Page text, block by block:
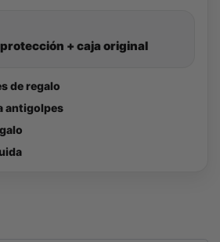
+ caja original
de regalo
antigolpes